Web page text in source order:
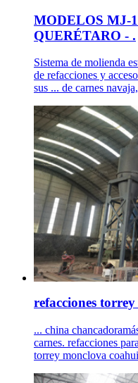
MODELOS MJ-
QUERÉTARO - .
Sistema de molienda
de refacciones y
sus ... de carnes
refacciones
... china
carnes. refacciones
torrey monclova